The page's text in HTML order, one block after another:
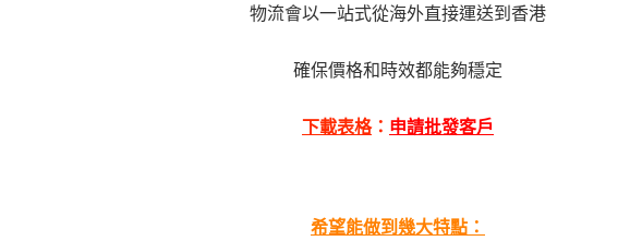
物流會以一站式從海外直接運送到香港
確保價格和時效都能夠穩定
下載表格： 申請批發客戶
希望能做到幾大特點：